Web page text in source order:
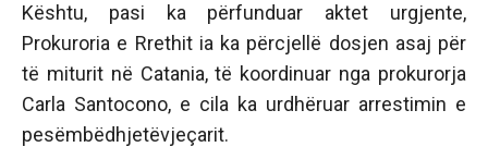
Kështu, pasi ka përfunduar aktet urgjente,
Prokuroria e Rrethit ia ka përcjellë dosjen asaj për
të miturit në Catania, të koordinuar nga prokurorja
Carla Santocono, e cila ka urdhëruar arrestimin e
pesëmbëdhjetëvjeçarit.